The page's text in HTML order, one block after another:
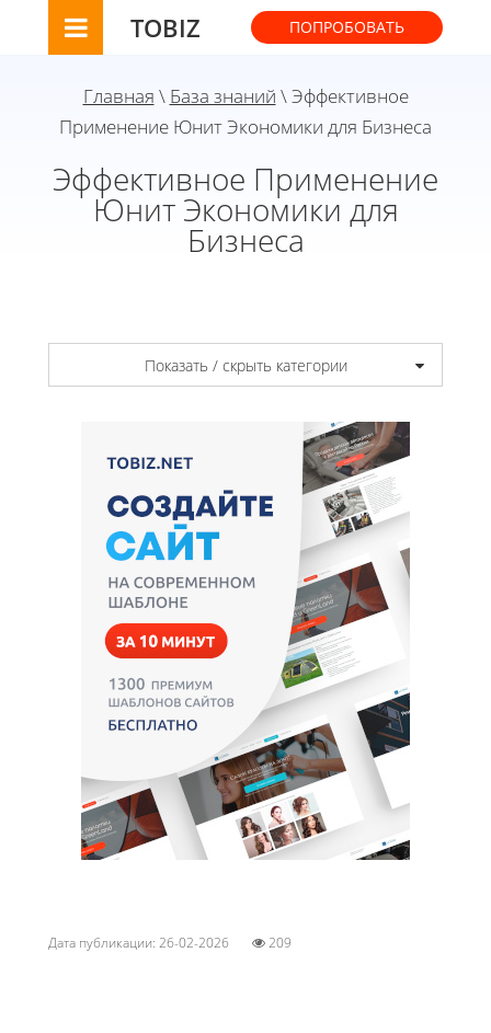
TOBIZ ПОПРОБОВАТЬ
Главная \ База знаний \ Эффективное
Применение Юнит Экономики для Бизнеса
Эффективное Применение
Юнит Экономики для
Бизнеса
Показать / скрыть категории
Дата публикации: 26-02-2026 209